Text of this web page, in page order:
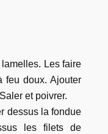
Les faire
feu doux. Ajouter
et poivrer.
dessus la fondue
les filets de